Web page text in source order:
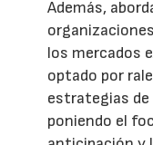
Además,
los mercados
optado por
estrategias
poniendo el